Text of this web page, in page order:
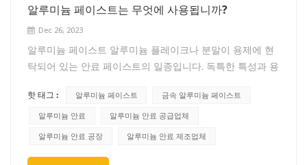
알루미늄 페이스트는 무엇에 사용됩니까?
Dec 26, 2023
알루미늄 페이스트 알루미늄 플레이크나 분말이 용제에 현
탁되어 있는 안료 페이스트의 일종입니다. 독특한 특성과 용
페이스트의 일반적인 용도는 다음과 같습니다. 페인트 및 코
팅: 알루미늄 페이스트는 페인트 및 코팅 제제에 첨가되어
금속 효과를 제공하고 시각적 외관을 개선합니다. 알루미늄
핫 태그 : 알루미늄 페이스트
금속 알루미늄 페이스트
알루미늄 안료
알루미늄 안료 공급업체
알루미늄 안료 공장
알루미늄 안료 제조업체